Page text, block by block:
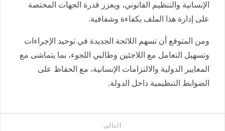
الإنسانية والتنظيم القانوني، ويعزز قدرة الجهات المختصة
على إدارة هذا الملف بكفاءة وشفافية.
ومن المتوقع أن تسهم اللائحة الجديدة في توحيد الإجراءات
وتسهيل التعامل مع اللاجئين وطالبي اللجوء، بما يتماشى مع
المعايير الدولية والالتزامات الإنسانية، مع الحفاظ على
الضوابط التنظيمية داخل الدولة.
التالى